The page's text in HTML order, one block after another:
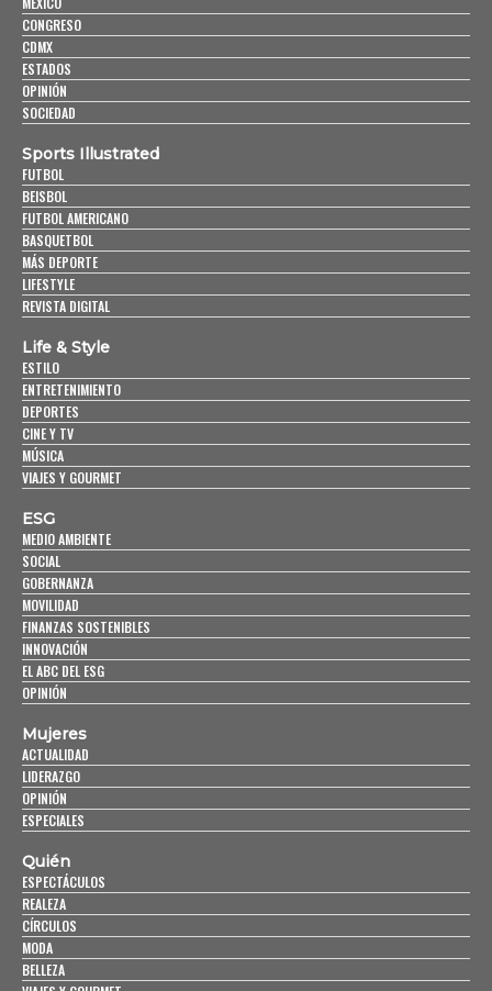
CONGRESO
CDMX
ESTADOS
OPINIÓN
SOCIEDAD
Sports Illustrated
FUTBOL
BEISBOL
FUTBOL AMERICANO
BASQUETBOL
MÁS DEPORTE
LIFESTYLE
REVISTA DIGITAL
Life & Style
ESTILO
ENTRETENIMIENTO
DEPORTES
CINE Y TV
MÚSICA
VIAJES Y GOURMET
ESG
MEDIO AMBIENTE
SOCIAL
GOBERNANZA
MOVILIDAD
FINANZAS SOSTENIBLES
INNOVACIÓN
EL ABC DEL ESG
OPINIÓN
Mujeres
ACTUALIDAD
LIDERAZGO
OPINIÓN
ESPECIALES
Quién
ESPECTÁCULOS
REALEZA
CÍRCULOS
MODA
BELLEZA